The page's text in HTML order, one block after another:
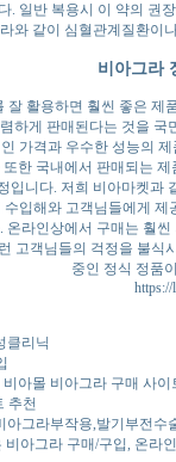
. 일반 복용시 이 약의 권
와 같이 심혈관계질환
비아그라
활용하면 훨씬 좋은
하게 판매된다는 것을
가격과 우수한 성능의
한 국내에서 판매되는
입니다. 저희 비아마켓
입해와 고객님들에게
라인상에서 구매는 훨
고객님들의 걱정을 불
중인 정식 정품
클리닉
아몰 비아그라 구매 사
추천
그라부작용,발기부전
아그라 구매/구입, 온라